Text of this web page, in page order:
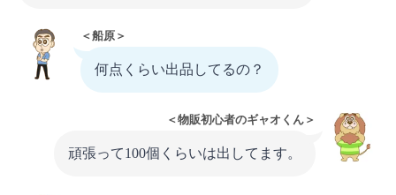
＜船原＞
何点くらい出品してるの？
＜物販初心者のギャオくん＞
頑張って100個くらいは出してます。